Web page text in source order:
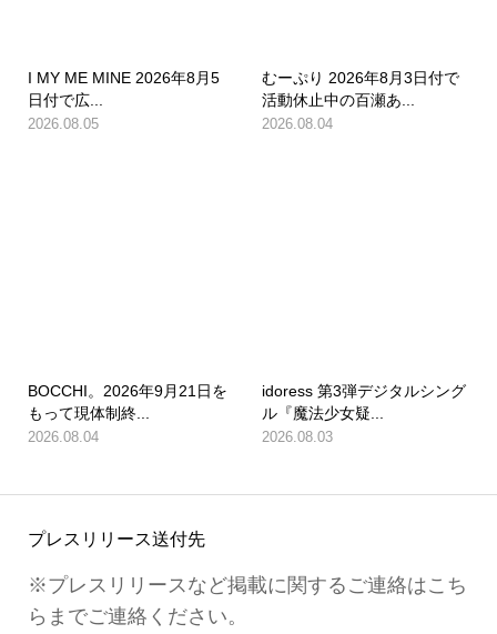
I MY ME MINE 2026年8月5
日付で広...
2026.08.05
むーぷり 2026年8月3日付で
活動休止中の百瀬あ...
2026.08.04
BOCCHI。2026年9月21日を
もって現体制終...
2026.08.04
idoress 第3弾デジタルシング
ル『魔法少女疑...
2026.08.03
プレスリリース送付先
※プレスリリースなど掲載に関するご連絡はこち
らまでご連絡ください。